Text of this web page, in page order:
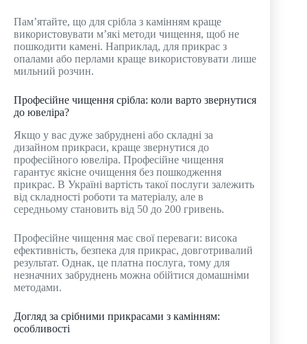
Пам’ятайте, що для срібла з камінням краще
використовувати м’які методи чищення, щоб не
пошкодити камені. Наприклад, для прикрас з
опалами або перлами краще використовувати лише
мильний розчин.
Професійне чищення срібла: коли варто звернутися
до ювеліра?
Якщо у вас дуже забруднені або складні за
дизайном прикраси, краще звернутися до
професійного ювеліра. Професійне чищення
гарантує якісне очищення без пошкодження
прикрас. В Україні вартість такої послуги залежить
від складності роботи та матеріалу, але в
середньому становить від 50 до 200 гривень.
Професійне чищення має свої переваги: висока
ефективність, безпека для прикрас, довготривалий
результат. Однак, це платна послуга, тому для
незначних забруднень можна обійтися домашніми
методами.
Догляд за срібними прикрасами з камінням:
особливості